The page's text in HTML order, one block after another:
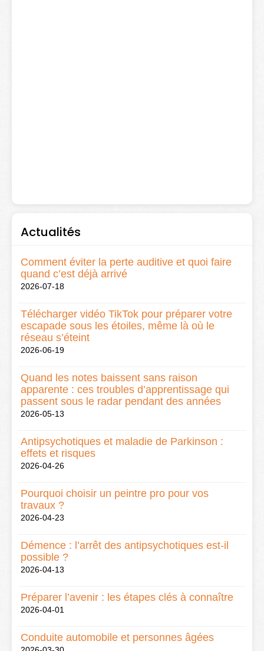
Actualités
Comment éviter la perte auditive et quoi faire
quand c’est déjà arrivé
2026-07-18
Télécharger vidéo TikTok pour préparer votre
escapade sous les étoiles, même là où le
réseau s’éteint
2026-06-19
Quand les notes baissent sans raison
apparente : ces troubles d’apprentissage qui
passent sous le radar pendant des années
2026-05-13
Antipsychotiques et maladie de Parkinson :
effets et risques
2026-04-26
Pourquoi choisir un peintre pro pour vos
travaux ?
2026-04-23
Démence : l’arrêt des antipsychotiques est-il
possible ?
2026-04-13
Préparer l’avenir : les étapes clés à connaître
2026-04-01
Conduite automobile et personnes âgées